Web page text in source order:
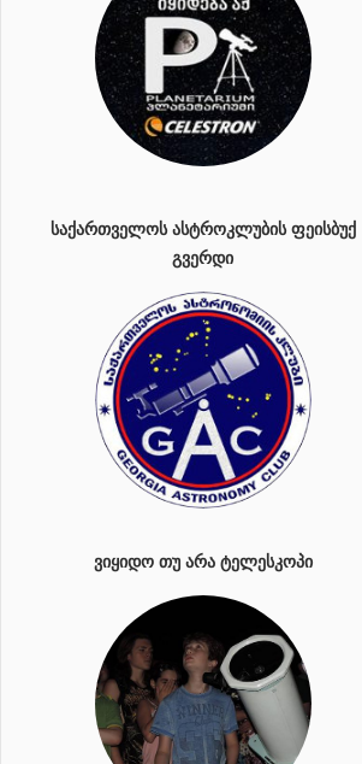
ᲡᲐᲥᲐᲠᲗᲕᲔᲚᲝᲡ ᲐᲡᲢᲠᲝᲙᲚᲣᲑᲘᲡ ᲤᲔᲘᲡᲑᲣᲥ
ᲒᲕᲔᲠᲓᲘ
ᲕᲘᲧᲘᲓᲝ ᲗᲣ ᲐᲠᲐ ᲢᲔᲚᲔᲡᲙᲝᲞᲘ